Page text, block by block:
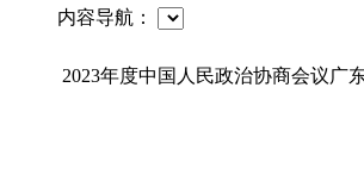
内容导航：
2023年度中国人民政治协商会议广